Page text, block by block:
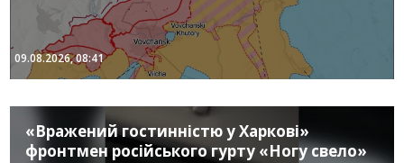
09.08.2026, 08:41
«Вражений гостинністю у Харкові»
фронтмен російського гурту «Ногу свело»